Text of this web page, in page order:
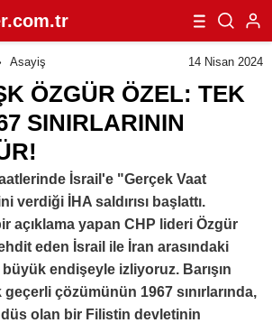
Asayiş 14 Nisan 2024
ÖZGÜR ÖZEL: TEK
SINIRLARININ
İsrail'e "Gerçek Vaat
verdiği İHA saldırısı başlattı.
açıklama yapan CHP lideri Özgür
eden İsrail ile İran arasındaki
büyük endişeyle izliyoruz. Barışın
geçerli çözümünün 1967 sınırlarında,
olan bir Filistin devletinin